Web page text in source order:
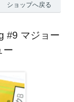
ショップへ戻る
#9 マジョー
ー